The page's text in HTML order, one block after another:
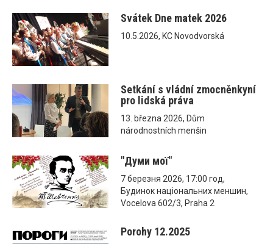
Svátek Dne matek 2026
10.5.2026, KC Novodvorská
Setkání s vládní zmocněnkyní
pro lidská práva
13. března 2026, Dům
národnostních menšin
"Думи мої"
7 березня 2026, 17:00 год,
Будинок національних меншин,
Vocelova 602/3, Praha 2
Porohy 12.2025